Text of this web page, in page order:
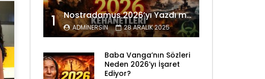
1 Nostradamus 2026’yı Yazdı mı? Tüyler Ürperten Kehanetler
ADMINERSIN 28 ARALIK 2025
Baba Vanga’nın Sözleri
Neden 2026’yı İşaret
Ediyor?